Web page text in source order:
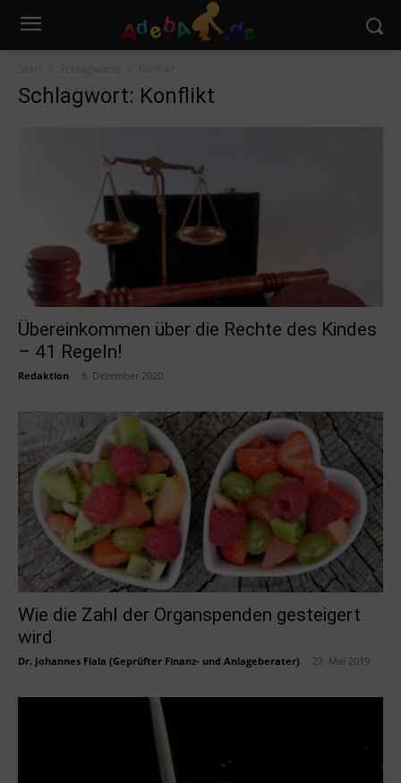
Schlagwort: Konflikt
Übereinkommen über die Rechte des Kindes
– 41 Regeln!
Redaktion 8. Dezember 2020
Wie die Zahl der Organspenden gesteigert
wird
Dr. Johannes Fiala (Geprüfter Finanz- und Anlageberater) 27. Mai 2019